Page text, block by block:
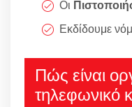
Οι
Εκδίδουμε
Πώς είναι
τηλεφωνικό